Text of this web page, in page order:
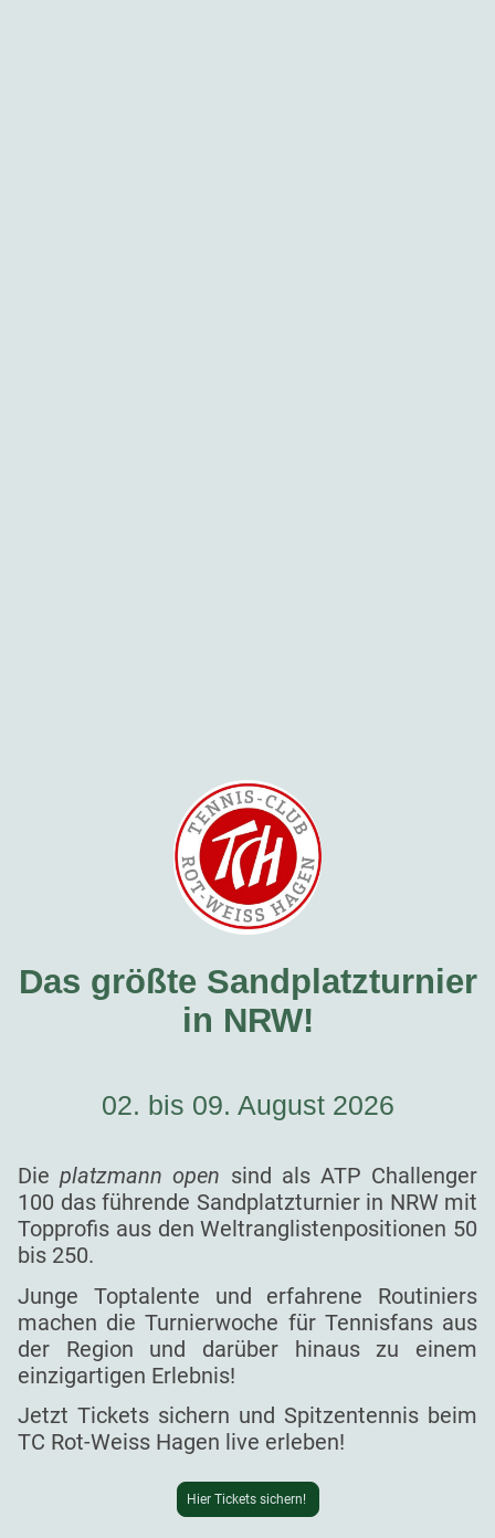
Das größte Sandplatzturnier
in NRW!
02. bis 09. August 2026
Dieplatzmann open sind als ATP Challenger
100 das führende Sandplatzturnier in NRW mit
Topprofis aus den Weltranglistenpositionen 50
bis 250.
Junge Toptalente und erfahrene Routiniers
machen die Turnierwoche für Tennisfans aus
der Region und darüber hinaus zu einem
einzigartigen Erlebnis!
Jetzt Tickets sichern und Spitzentennis beim
TC Rot-Weiss Hagen live erleben!
Hier Tickets sichern!